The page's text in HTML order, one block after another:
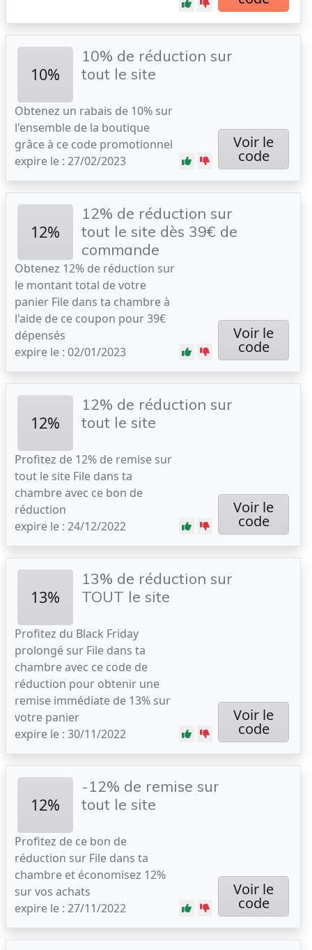
10%
10% de réduction sur
tout le site
Obtenez un rabais de 10% sur
l'ensemble de la boutique
grâce à ce code promotionnel
expire le : 27/02/2023
Voir le
code
12%
12% de réduction sur
tout le site dès 39€ de
commande
Obtenez 12% de réduction sur
le montant total de votre
panier File dans ta chambre à
l'aide de ce coupon pour 39€
dépensés
expire le : 02/01/2023
Voir le
code
12%
12% de réduction sur
tout le site
Profitez de 12% de remise sur
tout le site File dans ta
chambre avec ce bon de
réduction
expire le : 24/12/2022
Voir le
code
13%
13% de réduction sur
TOUT le site
Profitez du Black Friday
prolongé sur File dans ta
chambre avec ce code de
réduction pour obtenir une
remise immédiate de 13% sur
votre panier
expire le : 30/11/2022
Voir le
code
12%
-12% de remise sur
tout le site
Profitez de ce bon de
réduction sur File dans ta
chambre et économisez 12%
sur vos achats
expire le : 27/11/2022
Voir le
code